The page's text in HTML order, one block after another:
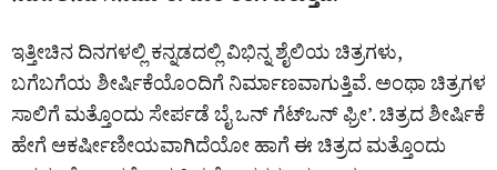
ಇತ್ತೀಚಿನ ದಿನಗಳಲ್ಲಿ ಕನ್ನಡದಲ್ಲಿ ವಿಭಿನ್ನ ಶೈಲಿಯ ಚಿತ್ರಗಳು,
ಬಗೆಬಗೆಯ ಶೀರ್ಷಿಕೆಯೊಂದಿಗೆ ನಿರ್ಮಾಣವಾಗುತ್ತಿವೆ. ಅಂಥಾ ಚಿತ್ರಗಳ
ಸಾಲಿಗೆ ಮತ್ತೊಂದು ಸೇರ್ಪಡೆ ಬೈ ಒನ್ ಗೆಟ್‌ಒನ್ ಫ್ರೀ’. ಚಿತ್ರದ ಶೀರ್ಷಿಕೆ
ಹೇಗೆ ಆಕರ್ಷೀಣೀಯವಾಗಿದೆಯೋ ಹಾಗೆ ಈ ಚಿತ್ರದ ಮತ್ತೊಂದು